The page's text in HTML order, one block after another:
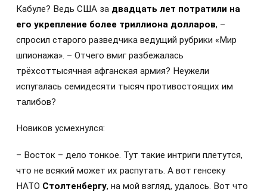
Кабуле? Ведь США за двадцать лет потратили на
его укрепление более триллиона долларов, –
спросил старого разведчика ведущий рубрики «Мир
шпионажа». – Отчего вмиг разбежалась
трёхсоттысячная афганская армия? Неужели
испугалась семидесяти тысяч противостоящих им
талибов?
Новиков усмехнулся:
– Восток – дело тонкое. Тут такие интриги плетутся,
что не всякий может их распутать. А вот генсеку
НАТО Столтенбергу, на мой взгляд, удалось. Вот что